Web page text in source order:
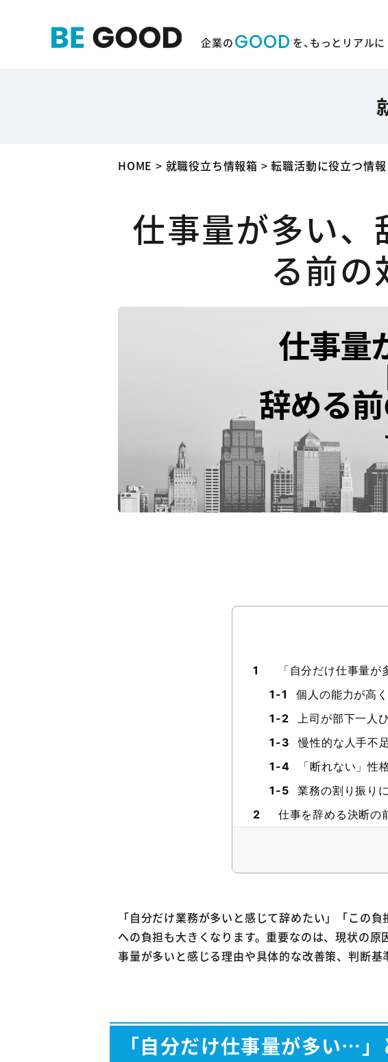
企業のGOOD を、もっとリアルに
HOME > 就職役立ち情報箱 >転職活動に役立つ情報
仕事量が多い
る前の
1
「自分だけ仕事量
1-1
個人の能力が高
1-2
上司が部下一人
1-3
慢性的な人手不
1-4
「断れない」性
1-5
業務の割り振り
2
仕事を辞める決断の
2-4 心身を休ませる
2-5 角を立てずに仕
3
仕事量が原因で退職
3-4
努力や成果が給
「自分だけ業務が多いと感じて辞めたい」「この
への負担も大きくなります。重要なのは、現状の
事量が多いと感じる理由や具体的な改善策、判断基
「自分だけ仕事量が多い…